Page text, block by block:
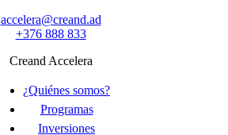
accelera@creand.ad
+376 888 833
Creand Accelera
¿Quiénes somos?
Programas
Inversiones